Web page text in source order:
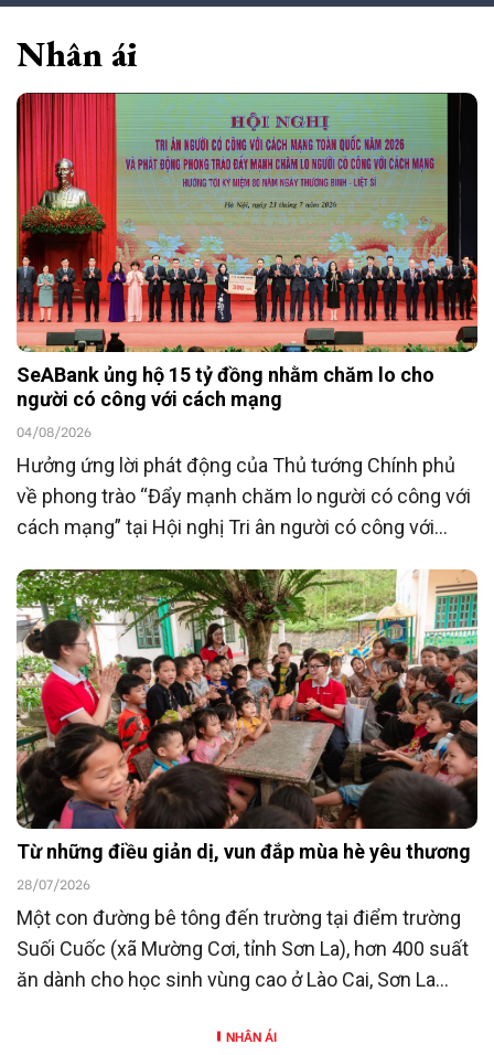
Nhân ái
SeABank ủng hộ 15 tỷ đồng nhằm chăm lo cho
người có công với cách mạng
04/08/2026
Hưởng ứng lời phát động của Thủ tướng Chính phủ
về phong trào “Đẩy mạnh chăm lo người có công với
cách mạng” tại Hội nghị Tri ân người có công với
23/7/2026, Ngân hàng TMCP Đông Nam Á
(SeABank) đã ủng hộ 15 tỷ đồng góp phần chăm lo
người có công với cách mạng hướng tới kỷ niệm 80
năm Ngày Thương binh - Liệt sĩ (27/7/1947 -
27/7/2027).
Từ những điều giản dị, vun đắp mùa hè yêu thương
28/07/2026
Một con đường bê tông đến trường tại điểm trường
Suối Cuốc (xã Mường Cơi, tỉnh Sơn La), hơn 400 suất
ăn dành cho học sinh vùng cao ở Lào Cai, Sơn La
động nằm trong chương trình “SeABankers Vì trẻ
NHÂN ÁI